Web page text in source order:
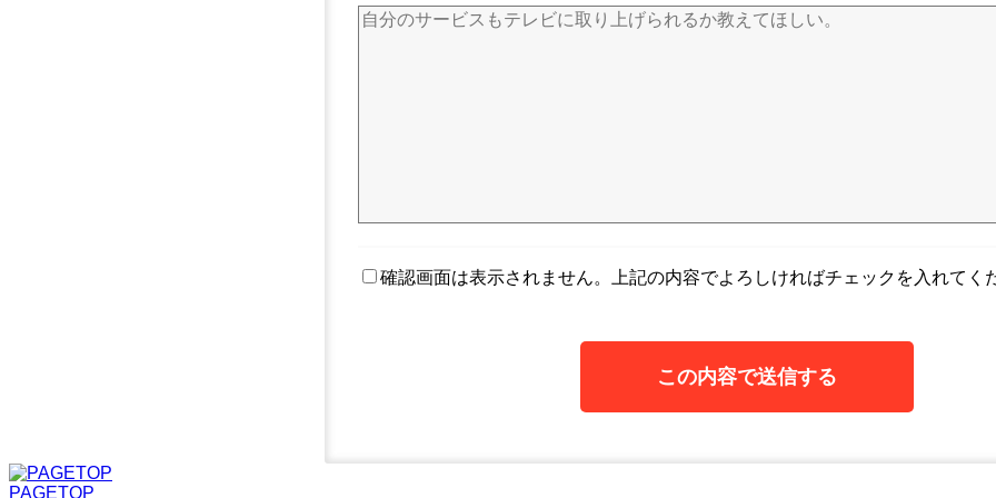
確認画面は表示されません。上記の内容でよろしければチェックを入れてく
PAGETOP